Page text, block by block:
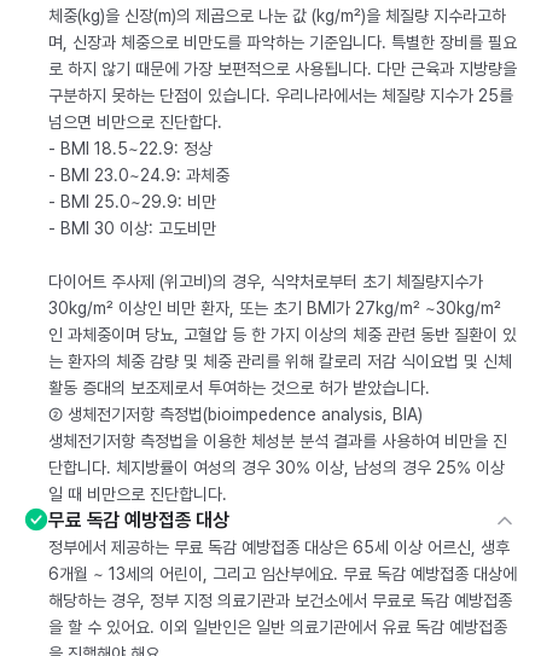
체중(kg)을 신장(m)의 제곱으로 나눈 값 (kg/m²)을 체질량 지수라고하
며, 신장과 체중으로 비만도를 파악하는 기준입니다. 특별한 장비를 필요
로 하지 않기 때문에 가장 보편적으로 사용됩니다. 다만 근육과 지방량을
구분하지 못하는 단점이 있습니다. 우리나라에서는 체질량 지수가 25를
넘으면 비만으로 진단합다.
- BMI 18.5~22.9: 정상
- BMI 23.0~24.9: 과체중
- BMI 25.0~29.9: 비만
- BMI 30 이상: 고도비만
다이어트 주사제 (위고비)의 경우, 식약처로부터 초기 체질량지수가
30kg/m² 이상인 비만 환자, 또는 초기 BMI가 27kg/m² ~30kg/m²
인 과체중이며 당뇨, 고혈압 등 한 가지 이상의 체중 관련 동반 질환이 있
는 환자의 체중 감량 및 체중 관리를 위해 칼로리 저감 식이요법 및 신체
활동 증대의 보조제로서 투여하는 것으로 허가 받았습니다.
② 생체전기저항 측정법(bioimpedence analysis, BIA)
생체전기저항 측정법을 이용한 체성분 분석 결과를 사용하여 비만을 진
단합니다. 체지방률이 여성의 경우 30% 이상, 남성의 경우 25% 이상
일 때 비만으로 진단합니다.
무료 독감 예방접종 대상
정부에서 제공하는 무료 독감 예방접종 대상은 65세 이상 어르신, 생후
6개월 ~ 13세의 어린이, 그리고 임산부에요. 무료 독감 예방접종 대상에
해당하는 경우, 정부 지정 의료기관과 보건소에서 무료로 독감 예방접종
을 할 수 있어요. 이외 일반인은 일반 의료기관에서 유료 독감 예방접종